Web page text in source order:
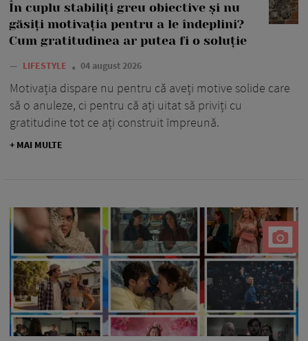
În cuplu stabiliți greu obiective și nu
găsiți motivația pentru a le îndeplini?
Cum gratitudinea ar putea fi o soluție
— LIFESTYLE 04 august 2026
Motivația dispare nu pentru că aveți motive solide care
să o anuleze, ci pentru că ați uitat să priviți cu
gratitudine tot ce ați construit împreună.
+ MAI MULTE